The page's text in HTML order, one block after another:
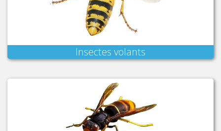
Insectes volants